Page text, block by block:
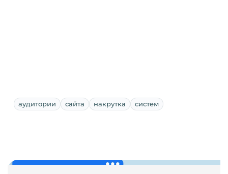
аудитории сайта накрутка систем